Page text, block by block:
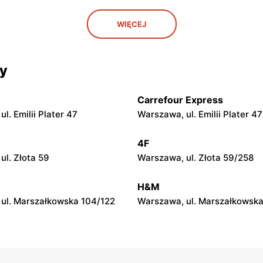
moje sklepy
Gorzyce, ul. Szkolna 44
77
Gumniska 157C
moje sklepy
Iwierzyce, ul. Iwierzyce 152A
Pełkińska 147
moje sklepy
Niebylec, ul. Niebylec 139
WIĘCEJ
Emilii Plater 47
Carrefour Express
Warszawa, ul. Emilii Plater 47
Złota 59
4F
Warszawa, ul. Złota 59/258
Marszałkowska 104/122
H&M
Warszawa, ul.